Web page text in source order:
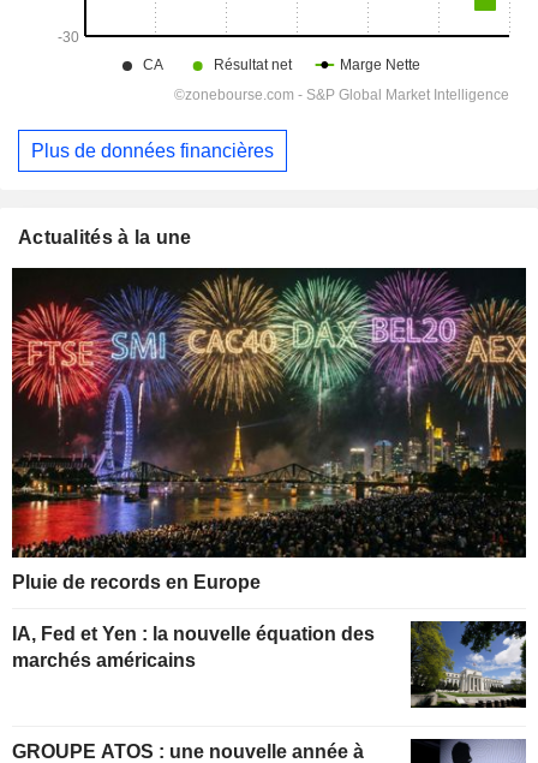
Plus de données financières
Actualités à la une
Pluie de records en Europe
IA, Fed et Yen : la nouvelle équation des
marchés américains
GROUPE ATOS : une nouvelle année à